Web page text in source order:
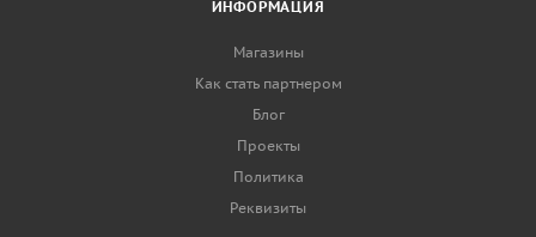
ИНФОРМАЦИЯ
Магазины
Как стать партнером
Блог
Проекты
Политика
Реквизиты